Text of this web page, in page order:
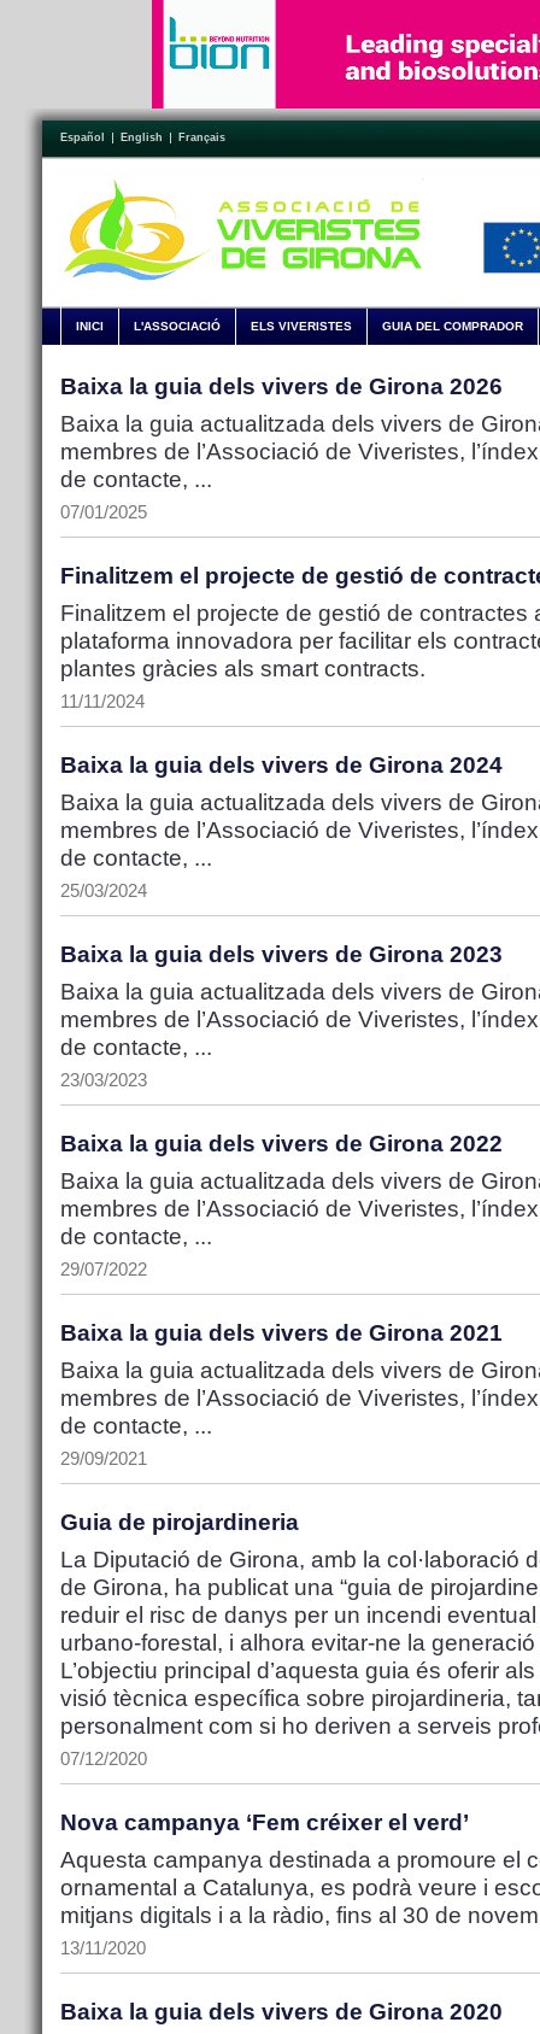
Español English Français
INICI L'ASSOCIACIÓ ELS VIVERISTES GUIA DEL COMPRADOR
Baixa la guia dels vivers de Girona 2026
Baixa la guia actualitzada dels vivers de
membres de l’Associació de Viveristes,
de contacte, ...
07/01/2025
Finalitzem el projecte de gestió de
Finalitzem el projecte de gestió de contractes
plataforma innovadora per facilitar els
plantes gràcies als smart contracts.
11/11/2024
Baixa la guia dels vivers de Girona 2024
Baixa la guia actualitzada dels vivers de
membres de l’Associació de Viveristes,
de contacte, ...
25/03/2024
Baixa la guia dels vivers de Girona 2023
Baixa la guia actualitzada dels vivers de
membres de l’Associació de Viveristes,
de contacte, ...
23/03/2023
Baixa la guia dels vivers de Girona 2022
Baixa la guia actualitzada dels vivers de
membres de l’Associació de Viveristes,
de contacte, ...
29/07/2022
Baixa la guia dels vivers de Girona 2021
Baixa la guia actualitzada dels vivers de
membres de l’Associació de Viveristes,
de contacte, ...
29/09/2021
Guia de pirojardineria
La Diputació de Girona, amb la col·laboració
de Girona, ha publicat una “guia de
reduir el risc de danys per un incendi
urbano-forestal, i alhora evitar-ne la
L’objectiu principal d’aquesta guia és oferir
visió tècnica específica sobre pirojardineria,
personalment com si ho deriven a serveis
07/12/2020
Nova campanya ‘Fem créixer el verd’
Aquesta campanya destinada a promoure el
ornamental a Catalunya, es podrà veure i
mitjans digitals i a la ràdio, fins al 30 de
13/11/2020
Baixa la guia dels vivers de Girona 2020